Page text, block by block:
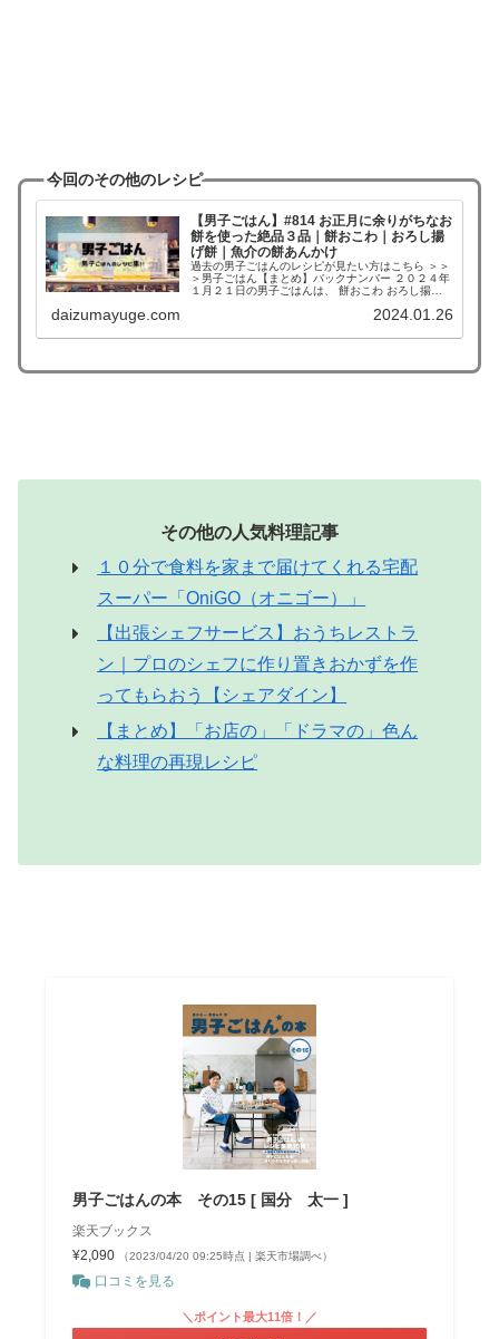
今回のその他のレシピ
【男子ごはん】#814 お正月に余りがちなお
餅を使った絶品３品｜餅おこわ｜おろし揚
げ餅｜魚介の餅あんかけ
過去の男子ごはんのレシピが見たい方はこちら ＞＞
＞男子ごはん【まとめ】バックナンバー ２０２４年
１月２１日の男子ごはんは、 餅おこわ おろし揚げ
餅（２個）、白米（２合）、干ししいたけ（４...
daizumayuge.com 2024.01.26
その他の人気料理記事
１０分で食料を家まで届けてくれる宅配
スーパー「OniGO（オニゴー）」
【出張シェフサービス】おうちレストラ
ン｜プロのシェフに作り置きおかずを作
ってもらおう【シェアダイン】
【まとめ】「お店の」「ドラマの」色ん
な料理の再現レシピ
男子ごはんの本 その15 [ 国分 太一 ]
楽天ブックス
¥2,090
（2023/04/20 09:25時点 | 楽天市場調べ）
口コミを見る
＼ポイント最大11倍！／